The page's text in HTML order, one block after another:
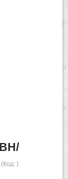
(Код: )